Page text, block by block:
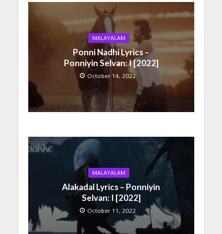
MALAYALAM
Ponni Nadhi Lyrics –
Ponniyin Selvan: I [2022]
October 14, 2022
MALAYALAM
Alakadal Lyrics – Ponniyin
Selvan: I [2022]
October 11, 2022